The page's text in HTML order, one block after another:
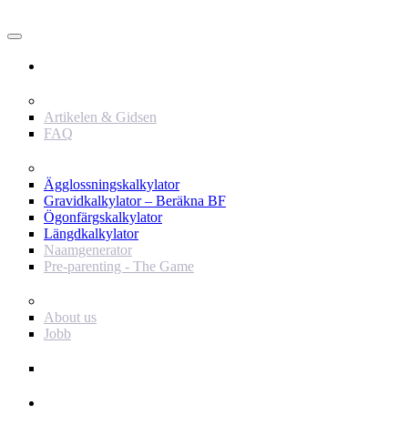
Artikelen & Gidsen
FAQ
Ägglossningskalkylator
Gravidkalkylator – Beräkna BF
Ögonfärgskalkylator
Längdkalkylator
Naamgenerator
Pre-parenting - The Game
About us
Jobb